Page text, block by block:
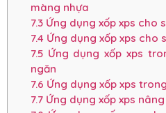
màng nhựa
7.3Ứng dụng xốp xps cho
7.4 Ứng dụng xốp xps cho
7.5Ứng dụng xốp xps
ngăn
7.6 Ứng dụng xốp xps
7.7Ứng dụng xốp xps